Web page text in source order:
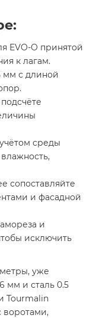
EVO-O принятой
к лагам.
мм с длиной
среды
сопоставляйте
и фасадной
и
исключить
уже
мм и сталь 0.5
Tourmalin
воротами,